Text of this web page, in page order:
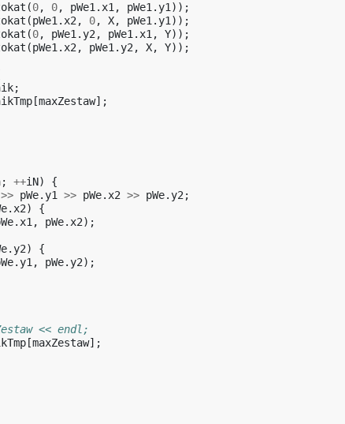
(0, 0, pWe1 . x1 , pWe1 .y1 ));
(pWe1 . x2 , 0, X, pWe1 .y1 ));
(0, pWe1 .y2 , pWe1 . x1 , Y));
(pWe1 . x2 , pWe1 .y2 , X, Y));
;
[maxZestaw];
; ++iN)
{
>> pWe.y1 >> pWe. x2 >> pWe.y2 ;
. x2)
{
. x1 , pWe. x2);
.y2)
{
.y1 , pWe.y2);
<< endl;
[maxZestaw];